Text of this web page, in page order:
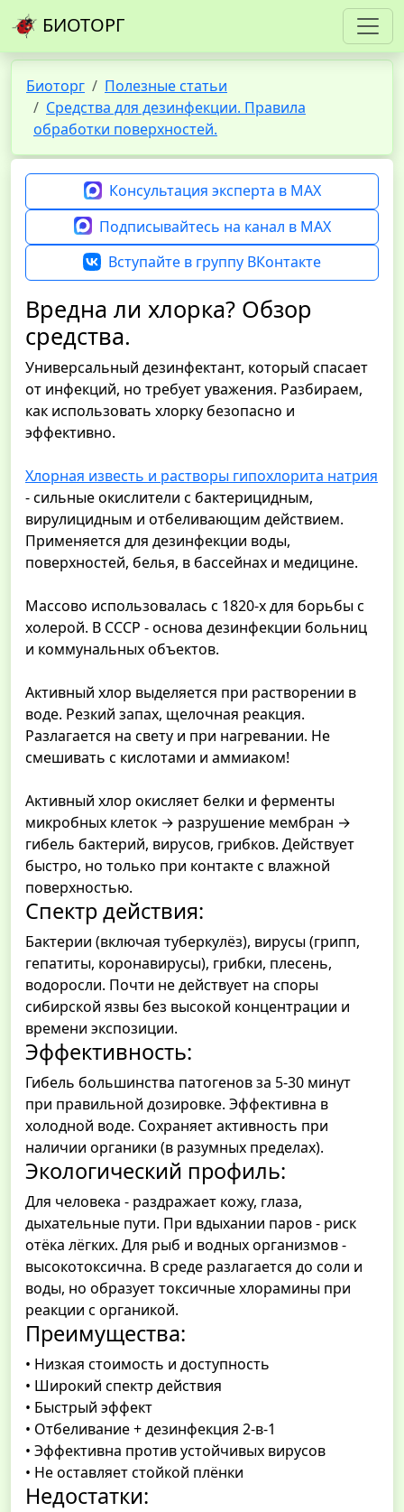
БИОТОРГ
Биоторг
Полезные статьи
Средства для дезинфекции. Правила
обработки поверхностей.
Консультация эксперта в MAX
Подписывайтесь на канал в MAX
Вступайте в группу ВКонтакте
Вредна ли хлорка? Обзор
средства.
Универсальный дезинфектант, который спасает
от инфекций, но требует уважения. Разбираем,
как использовать хлорку безопасно и
эффективно.
Хлорная известь и растворы гипохлорита натрия
- сильные окислители с бактерицидным,
вирулицидным и отбеливающим действием.
Применяется для дезинфекции воды,
поверхностей, белья, в бассейнах и медицине.
Массово использовалась с 1820-х для борьбы с
холерой. В СССР - основа дезинфекции больниц
и коммунальных объектов.
Активный хлор выделяется при растворении в
воде. Резкий запах, щелочная реакция.
Разлагается на свету и при нагревании. Не
смешивать с кислотами и аммиаком!
Активный хлор окисляет белки и ферменты
микробных клеток → разрушение мембран →
гибель бактерий, вирусов, грибков. Действует
быстро, но только при контакте с влажной
поверхностью.
Спектр действия:
Бактерии (включая туберкулёз), вирусы (грипп,
гепатиты, коронавирусы), грибки, плесень,
водоросли. Почти не действует на споры
сибирской язвы без высокой концентрации и
времени экспозиции.
Эффективность:
Гибель большинства патогенов за 5-30 минут
при правильной дозировке. Эффективна в
холодной воде. Сохраняет активность при
наличии органики (в разумных пределах).
Экологический профиль:
Для человека - раздражает кожу, глаза,
дыхательные пути. При вдыхании паров - риск
отёка лёгких. Для рыб и водных организмов -
высокотоксична. В среде разлагается до соли и
воды, но образует токсичные хлорамины при
реакции с органикой.
Преимущества:
• Низкая стоимость и доступность
• Широкий спектр действия
• Быстрый эффект
• Отбеливание + дезинфекция 2-в-1
• Эффективна против устойчивых вирусов
• Не оставляет стойкой плёнки
Недостатки: